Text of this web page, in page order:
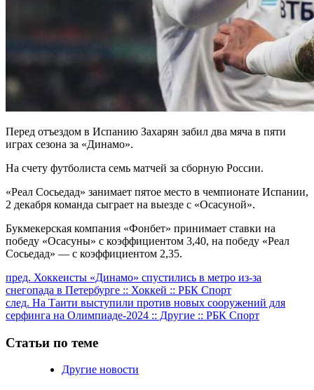
Перед отъездом в Испанию Захарян забил два мяча в пяти
играх сезона за «Динамо».
На счету футболиста семь матчей за сборную России.
«Реал Сосьедад» занимает пятое место в чемпионате Испании,
2 декабря команда сыграет на выезде с «Осасуной».
Букмекерская компания «Фонбет» принимает ставки на
победу «Осасуны» с коэффициентом 3,40, на победу «Реал
Сосьедад» — с коэффициентом 2,35.
Продолжить
чтение
пред. Хоккеисты «Динамо» спустились в метро из-за
снегопада в Петербурге :: Хоккей :: РБК Спорт
след. На Таити выступили против новых сооружений для
серфинга на Олимпиаде-2024 :: Другие :: РБК Спорт
Статьи по теме
Другие новости